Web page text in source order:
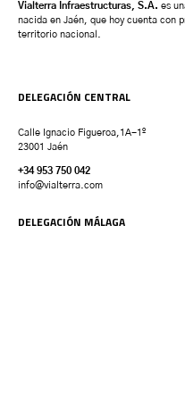
Vialterra Infraestructuras, S.A. es
nacida en Jaén, que hoy cuenta con
territorio nacional.
DELEGACIÓN CENTRAL
Calle Ignacio Figueroa,1A-1º
23001 Jaén
+34 953 750 042
info@vialterra.com
DELEGACIÓN MÁLAGA